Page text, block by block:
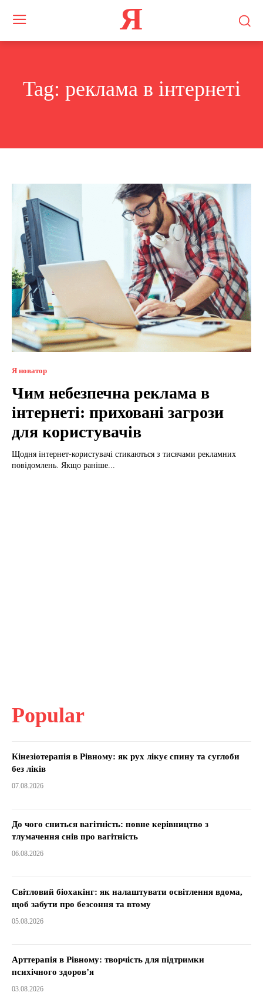
Я
Tag: реклама в інтернеті
Я новатор
Чим небезпечна реклама в
інтернеті: приховані загрози
для користувачів
Щодня інтернет-користувачі стикаються з тисячами рекламних
повідомлень. Якщо раніше...
Popular
Кінезіотерапія в Рівному: як рух лікує спину та суглоби
без ліків
07.08.2026
До чого сниться вагітність: повне керівництво з
тлумачення снів про вагітність
06.08.2026
Світловий біохакінг: як налаштувати освітлення вдома,
щоб забути про безсоння та втому
05.08.2026
Арттерапія в Рівному: творчість для підтримки
психічного здоров’я
03.08.2026